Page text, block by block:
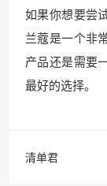
如果你想要尝
兰蔻是一个非
产品还是需要
最好的选择。
清单君